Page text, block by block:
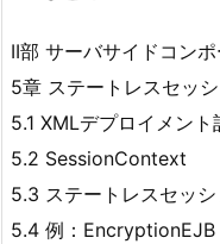
II部 サーバサイドコン
5章 ステートレスセッ
5.1 XMLデプロイメント
5.2 SessionContext
5.3 ステートレスセッ
5.4 例：EncryptionEJB